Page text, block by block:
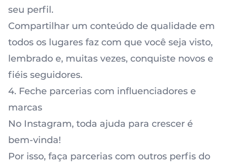
seu perfil.
Compartilhar um conteúdo de qualidade em
todos os lugares faz com que você seja visto,
lembrado e, muitas vezes, conquiste novos e
fiéis seguidores.
4. Feche parcerias com influenciadores e
marcas
No Instagram, toda ajuda para crescer é
bem-vinda!
Por isso, faça parcerias com outros perfis do